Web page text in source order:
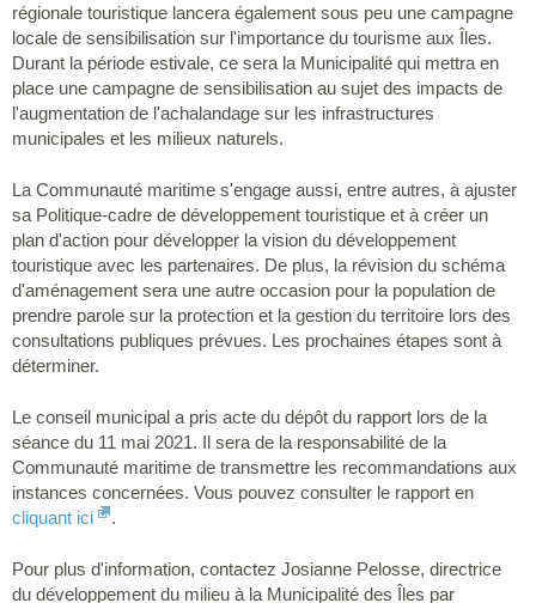
régionale touristique lancera également sous peu une campagne
locale de sensibilisation sur l'importance du tourisme aux Îles.
Durant la période estivale, ce sera la Municipalité qui mettra en
place une campagne de sensibilisation au sujet des impacts de
l'augmentation de l'achalandage sur les infrastructures
municipales et les milieux naturels.
La Communauté maritime s'engage aussi, entre autres, à ajuster
sa Politique-cadre de développement touristique et à créer un
plan d'action pour développer la vision du développement
touristique avec les partenaires. De plus, la révision du schéma
d'aménagement sera une autre occasion pour la population de
prendre parole sur la protection et la gestion du territoire lors des
consultations publiques prévues. Les prochaines étapes sont à
déterminer.
Le conseil municipal a pris acte du dépôt du rapport lors de la
séance du 11 mai 2021. Il sera de la responsabilité de la
Communauté maritime de transmettre les recommandations aux
instances concernées. Vous pouvez consulter le rapport en
cliquant ici
.
Pour plus d'information, contactez Josianne Pelosse, directrice
du développement du milieu à la Municipalité des Îles par